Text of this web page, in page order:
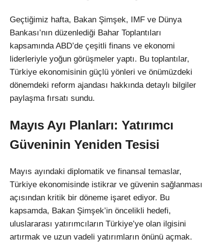
Geçtiğimiz hafta, Bakan Şimşek, IMF ve Dünya
Bankası’nın düzenlediği Bahar Toplantıları
kapsamında ABD’de çeşitli finans ve ekonomi
liderleriyle yoğun görüşmeler yaptı. Bu toplantılar,
Türkiye ekonomisinin güçlü yönleri ve önümüzdeki
dönemdeki reform ajandası hakkında detaylı bilgiler
paylaşma fırsatı sundu.
Mayıs Ayı Planları: Yatırımcı
Güveninin Yeniden Tesisi
Mayıs ayındaki diplomatik ve finansal temaslar,
Türkiye ekonomisinde istikrar ve güvenin sağlanması
açısından kritik bir döneme işaret ediyor. Bu
kapsamda, Bakan Şimşek’in öncelikli hedefi,
uluslararası yatırımcıların Türkiye’ye olan ilgisini
artırmak ve uzun vadeli yatırımların önünü açmak.